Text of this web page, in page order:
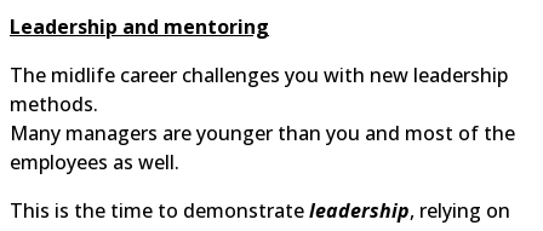
Leadership and mentoring
The midlife career challenges you with new leadership
methods.
Many managers are younger than you and most of the
employees as well.
This is the time to demonstrateleadership, relying on